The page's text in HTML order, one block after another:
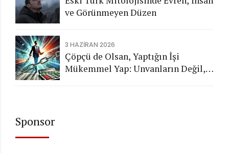
ve Görünmeyen Düzen
3 HAZIRAN 2026
Çöpçü de Olsan, Yaptığın İşi
Mükemmel Yap: Unvanların Değil,
Sponsor